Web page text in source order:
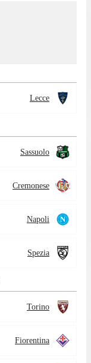
Lecce
Sassuolo
Cremonese
Napoli
Spezia
Torino
Fiorentina